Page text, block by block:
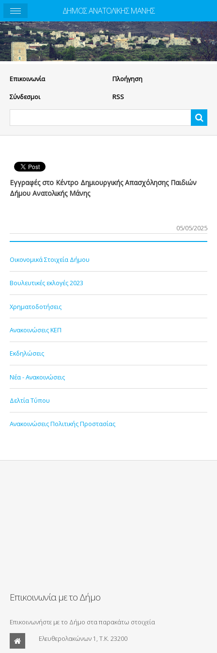
Eπικοινωνία Πλοήγηση
Σύνδεσμοι RSS
Εγγραφές στο Κέντρo Δημιουργικής Απασχόλησης Παιδιών
Δήμου Ανατολικής Μάνης
05/05/2025
Οικονομικά Στοιχεία Δήμου
Βουλευτικές εκλογές 2023
Χρηματοδοτήσεις
Ανακοινώσεις ΚΕΠ
Εκδηλώσεις
Νέα - Ανακοινώσεις
Δελτία Τύπου
Ανακοινώσεις Πολιτικής Προστασίας
Επικοινωνία με το Δήμο
Επικοινωνήστε με το Δήμο στα παρακάτω στοιχεία
Ελευθερολακώνων 1, Τ.Κ. 23200
ΔΗΜΟΣ ΑΝΑΤΟΛΙΚΗΣ ΜΑΝΗΣ